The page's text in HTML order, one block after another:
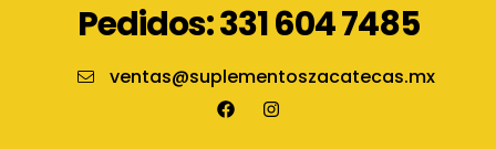
Pedidos: 331 604 7485
ventas@suplementoszacatecas.mx